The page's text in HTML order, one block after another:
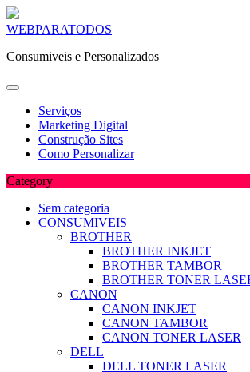
Skip
content
WEBPARATODOS
Consumiveis e Personalizados
Serviços
Marketing Digital
Construção Sites
Como Personalizar
Category
Sem categoria
CONSUMIVEIS
BROTHER
BROTHER INKJET
BROTHER TAMBOR
BROTHER TONER
CANON
CANON INKJET
CANON TAMBOR
CANON TONER LASER
DELL
DELL TONER LASER